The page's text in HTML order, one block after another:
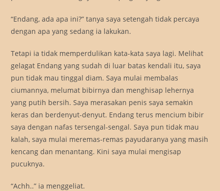
“Endang, ada apa ini?” tanya saya setengah tidak percaya
dengan apa yang sedang ia lakukan.
Tetapi ia tidak memperdulikan kata-kata saya lagi. Melihat
gelagat Endang yang sudah di luar batas kendali itu, saya
pun tidak mau tinggal diam. Saya mulai membalas
ciumannya, melumat bibirnya dan menghisap lehernya
yang putih bersih. Saya merasakan penis saya semakin
keras dan berdenyut-denyut. Endang terus mencium bibir
saya dengan nafas tersengal-sengal. Saya pun tidak mau
kalah, saya mulai meremas-remas payudaranya yang masih
kencang dan menantang. Kini saya mulai mengisap
pucuknya.
“Achh..” ia menggeliat.